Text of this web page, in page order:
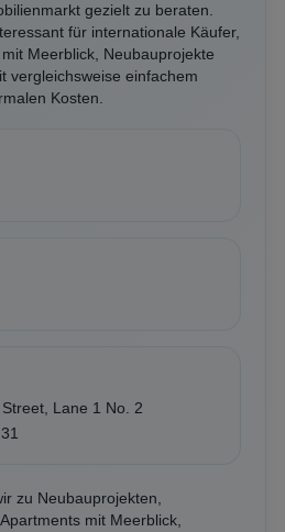
gezielt zu beraten.
für internationale Käufer,
Meerblick, Neubauprojekte
vergleichsweise einfachem
Kosten.
Lane 1 No. 2
zu Neubauprojekten,
mit Meerblick,